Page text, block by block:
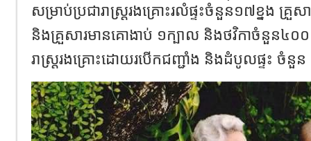
សម្រាប់ប្រជារាស្ត្ររងគ្រោះរលំផ្ទះចំនួន១៧ខ្នង គ្
និងគ្រួសារមានគោងាប់ ១ក្បាល និងថវិកាចំនួន៤០
រាស្ត្ររងគ្រោះដោយរបើកជញ្ជាំង និងដំបូលផ្ទះ ចំនួ